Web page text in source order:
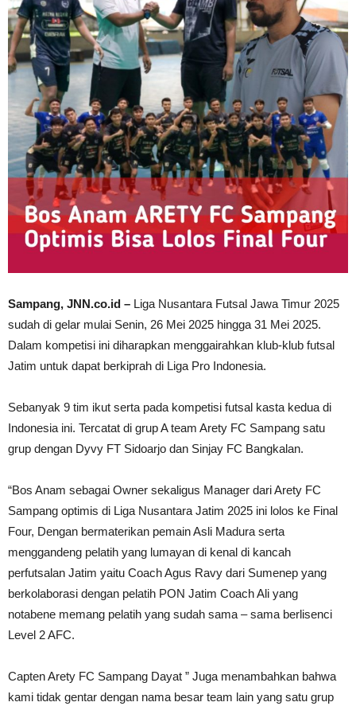
Sampang, JNN.co.id – Liga Nusantara Futsal Jawa Timur 2025
sudah di gelar mulai Senin, 26 Mei 2025 hingga 31 Mei 2025.
Dalam kompetisi ini diharapkan menggairahkan klub-klub futsal
Jatim untuk dapat berkiprah di Liga Pro Indonesia.
Sebanyak 9 tim ikut serta pada kompetisi futsal kasta kedua di
Indonesia ini. Tercatat di grup A team Arety FC Sampang satu
grup dengan Dyvy FT Sidoarjo dan Sinjay FC Bangkalan.
“Bos Anam sebagai Owner sekaligus Manager dari Arety FC
Sampang optimis di Liga Nusantara Jatim 2025 ini lolos ke Final
Four, Dengan bermaterikan pemain Asli Madura serta
menggandeng pelatih yang lumayan di kenal di kancah
perfutsalan Jatim yaitu Coach Agus Ravy dari Sumenep yang
berkolaborasi dengan pelatih PON Jatim Coach Ali yang
notabene memang pelatih yang sudah sama – sama berlisenci
Level 2 AFC.
Capten Arety FC Sampang Dayat ” Juga menambahkan bahwa
kami tidak gentar dengan nama besar team lain yang satu grup